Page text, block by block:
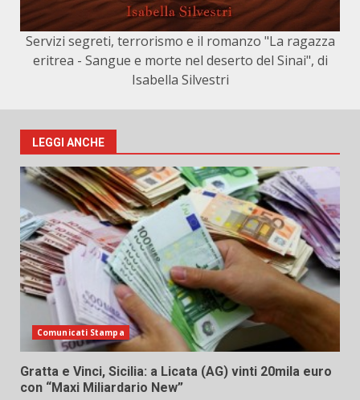
Servizi segreti, terrorismo e il romanzo "La ragazza
eritrea - Sangue e morte nel deserto del Sinai", di
Isabella Silvestri
LEGGI ANCHE
Comunicati Stampa
Gratta e Vinci, Sicilia: a Licata (AG) vinti 20mila euro
con “Maxi Miliardario New”